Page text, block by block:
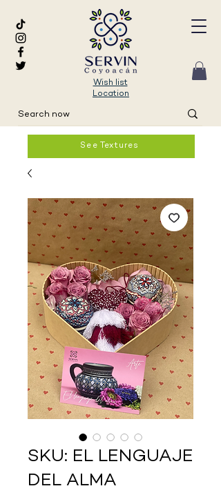
Wish list
Location
See Textures
SKU: EL LENGUAJE
DEL ALMA